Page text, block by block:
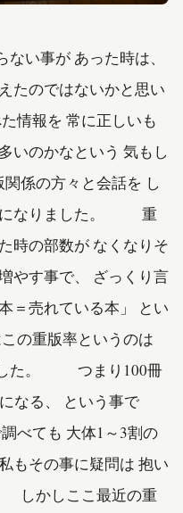
い事が あった時は、
たのではないかと思い
報を 常に正しいも
いのかなという 気もし
方々と会話を し
になりました。 重
時の部数が なくなりそ
やす事で、 ざっくり言
＝売れている本」 とい
重版率というのは
した。 つまり100冊
なる、 という事で
ても 大体1～3割の
もその事に疑問は 抱い
かしここ最近の重